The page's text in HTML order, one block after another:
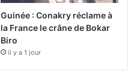
Guinée : Conakry réclame à
la France le crâne de Bokar
Biro
il y a 1 jour